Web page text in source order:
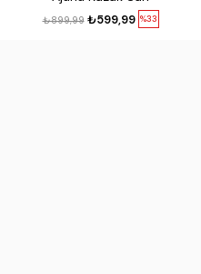
%33
₺599,99
₺899,99